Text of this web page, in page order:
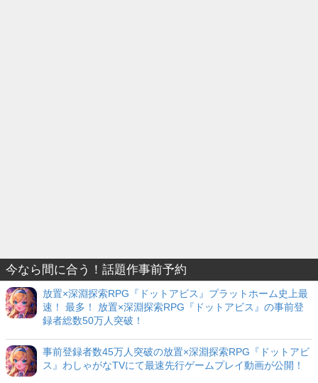
今なら間に合う！話題作事前予約
放置×深淵探索RPG『ドットアビス』プラットホーム史上最
速！ 最多！ 放置×深淵探索RPG『ドットアビス』の事前登
録者総数50万人突破！
事前登録者数45万人突破の放置×深淵探索RPG『ドットアビ
ス』わしゃがなTVにて最速先行ゲームプレイ動画が公開！